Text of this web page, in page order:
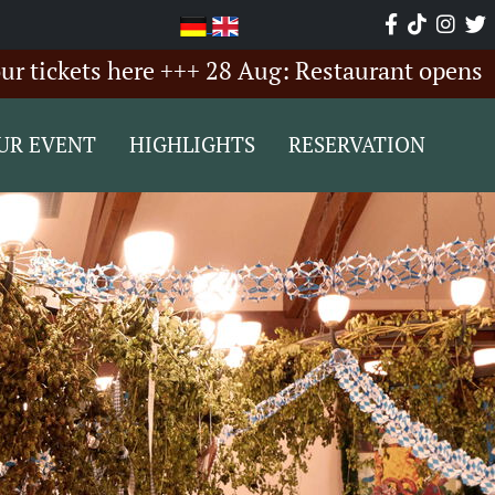
here +++ 28 Aug: Restaurant opens from
EVENT HIGHLIGHTS RESERVATION